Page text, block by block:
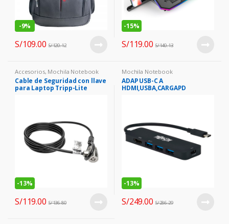
-9%
S/109.00 S/120.12
-15%
S/119.00 S/140.13
Accesorios, Mochila Notebook
Cable de Seguridad con llave
para Laptop Tripp-Lite
-13%
S/119.00 S/136.80
Mochila Notebook
ADAP USB-C A
HDMI,USBA,CARGAPD
-13%
S/249.00 S/286.29